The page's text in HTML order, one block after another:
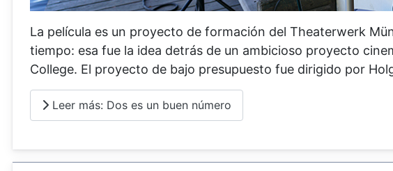
La película es un proyecto de formación del Theaterwerk
tiempo: esa fue la idea detrás de un ambicioso proyecto
College. El proyecto de bajo presupuesto fue dirigido por
Leer más: Dos es un buen número